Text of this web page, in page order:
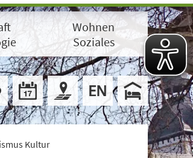
Wohnen
Soziales
Kultur